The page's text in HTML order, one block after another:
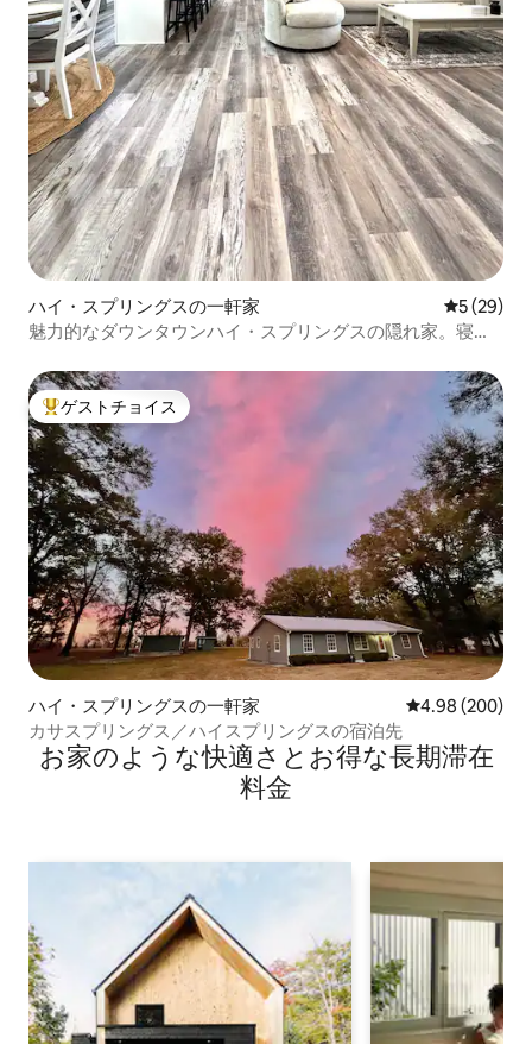
ハイ・スプリングスの一軒家 レビュー
5 (29)
魅力的なダウンタウンハイ・スプリングスの隠れ家。寝室3
大好評のゲストチョイスです。
ゲストチョイス
ハイ・スプリングスの一軒家 レビュー200
4.98 (200)
カサスプリングス／ハイスプリングスの宿泊先
お家のような快⁠適⁠さ⁠とお⁠得⁠な長⁠期⁠滞⁠在
料⁠金